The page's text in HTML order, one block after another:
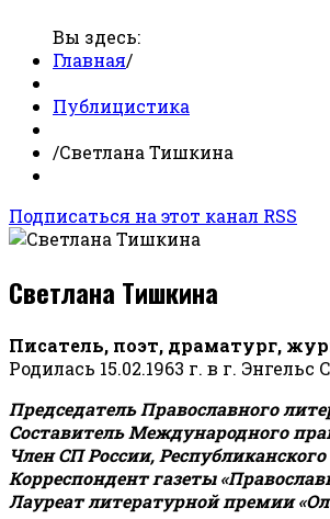
Вы здесь:
Главная/
Публицистика
/Светлана Тишкина
Подписаться на этот канал RSS
Светлана Тишкина
Писатель, поэт, драматург,
Родилась 15.02.1963 г. в г.
Председатель Православного
Составитель Международного
Член СП России,
Корреспондент газеты
Лауреат литературной премии